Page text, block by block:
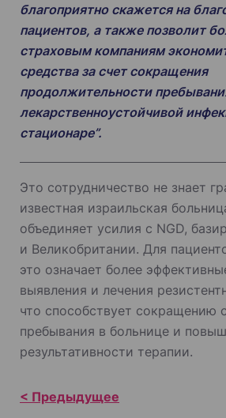
благоприятно скажется на
пациентов, а также позволит
страховым компаниям
средства за счет сокращения
продолжительности
лекарственноустойчивой
стационаре”.
Это сотрудничество не знает
известная израильская
объединяет усилия с NGD,
и Великобритании. Для
это означает более
выявления и лечения
что способствует сокращению
пребывания в больнице и
результативности терапии.
Н